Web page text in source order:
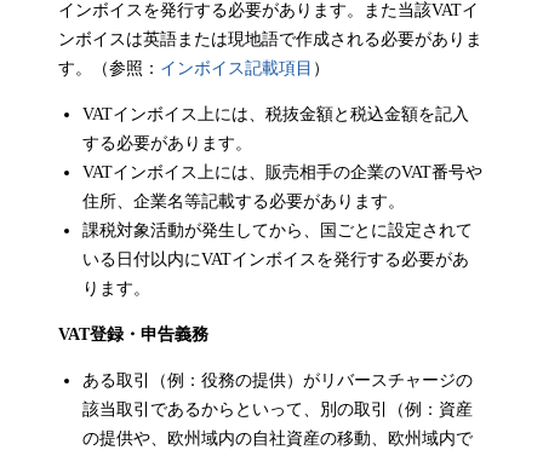
インボイスを発行する必要があります。また当該VATイ
ンボイスは英語または現地語で作成される必要がありま
す。（参照： インボイス記載項目 ）
VATインボイス上には、税抜金額と税込金額を記入
する必要があります。
VATインボイス上には、販売相手の企業のVAT番号や
住所、企業名等記載する必要があります。
課税対象活動が発生してから、国ごとに設定されて
いる日付以内にVATインボイスを発行する必要があ
ります。
VAT登録・申告義務
ある取引（例：役務の提供）がリバースチャージの
該当取引であるからといって、別の取引（例：資産
の提供や、欧州域内の自社資産の移動、欧州域内で